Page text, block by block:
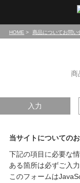
HOME 商品についてお問い
商
入力
当サイトについての
下記の項目に必要な
ある箇所は必ずご入力
このフォームは